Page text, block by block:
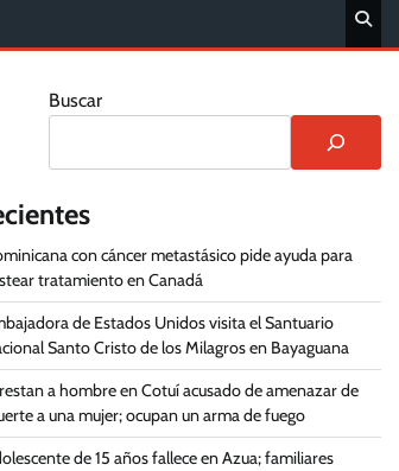
Buscar
con cáncer metastásico pide ayuda para
tratamiento en Canadá
de Estados Unidos visita el Santuario
Santo Cristo de los Milagros en Bayaguana
a hombre en Cotuí acusado de amenazar de
a una mujer; ocupan un arma de fuego
de 15 años fallece en Azua; familiares